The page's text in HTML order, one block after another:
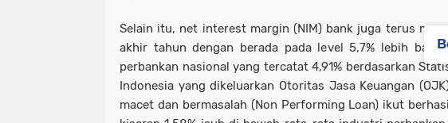
Selain itu, net interest margin (NIM) bank juga terus
akhir tahun dengan berada pada level 5,7% lebih baik
perbankan nasional yang tercatat 4,91% berdasarkan
Indonesia yang dikeluarkan Otoritas Jasa Keuangan
macet dan bermasalah (Non Performing Loan) ikut